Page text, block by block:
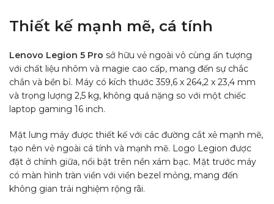
Thiết kế mạnh mẽ, cá tính
Lenovo Legion 5 Pro sở hữu vẻ ngoài vô cùng ấn tượng
với chất liệu nhôm và magie cao cấp, mang đến sự chắc
chắn và bền bỉ. Máy có kích thước 359,6 x 264,2 x 23,4 mm
và trọng lượng 2,5 kg, không quá nặng so với một chiếc
laptop gaming 16 inch.
Mặt lưng máy được thiết kế với các đường cắt xẻ mạnh mẽ,
tạo nên vẻ ngoài cá tính và mạnh mẽ. Logo Legion được
đặt ở chính giữa, nổi bật trên nền xám bạc. Mặt trước máy
có màn hình tràn viền với viền bezel mỏng, mang đến
không gian trải nghiệm rộng rãi.